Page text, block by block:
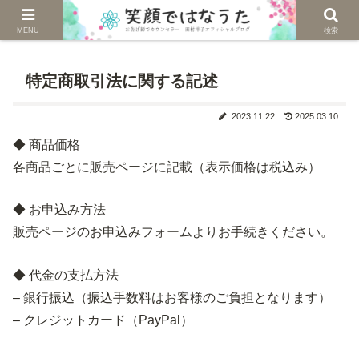
じぶんを生きる。自然に生きる。
特定商取引法に関する記述
2023.11.22 2025.03.10
◆ 商品価格
各商品ごとに販売ページに記載（表示価格は税込み）
◆ お申込み方法
販売ページのお申込みフォームよりお手続きください。
◆ 代金の支払方法
– 銀行振込（振込手数料はお客様のご負担となります）
– クレジットカード（PayPal）
MENU 検索